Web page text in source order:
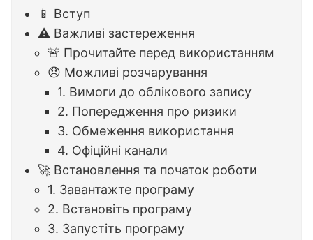
📱 Вступ
⚠️ Важливі застереження
🚨 Прочитайте перед використанням
😞 Можливі розчарування
1. Вимоги до облікового запису
2. Попередження про ризики
3. Обмеження використання
4. Офіційні канали
🚀 Встановлення та початок роботи
1. Завантажте програму
2. Встановіть програму
3. Запустіть програму